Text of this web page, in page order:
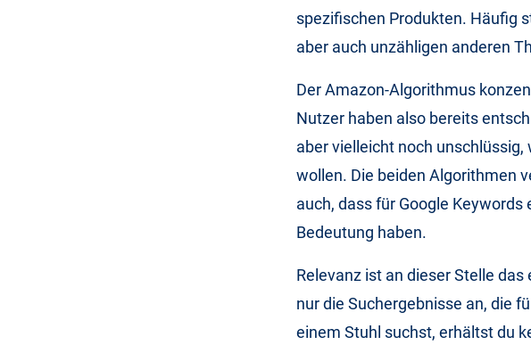
spezifischen Produkten. Häufig
aber auch unzähligen anderen
Der Amazon-Algorithmus
Nutzer haben also bereits
aber vielleicht noch
wollen. Die beiden Algorithmen
auch, dass für Google
Bedeutung haben.
Relevanz ist an dieser Stelle
nur die Suchergebnisse an, die
einem Stuhl suchst, erhältst du